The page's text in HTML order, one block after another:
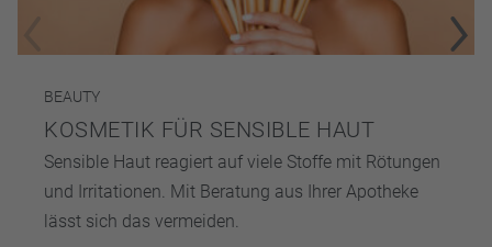
BEAUTY
KOSMETIK FÜR SENSIBLE HAUT
Sensible Haut reagiert auf viele Stoffe mit Rötungen
und Irritationen. Mit Beratung aus Ihrer Apotheke
lässt sich das vermeiden.